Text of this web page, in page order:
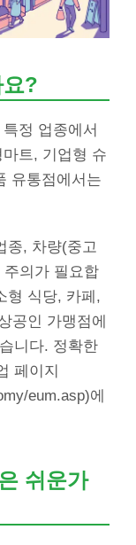
?
정 업종에서
트, 기업형 슈
유통점에서는
종, 차량(중고
의가 필요합
형 식당, 카페,
공인 가맹점에
니다. 정확한
페이지
eum.asp)에
쉬운가